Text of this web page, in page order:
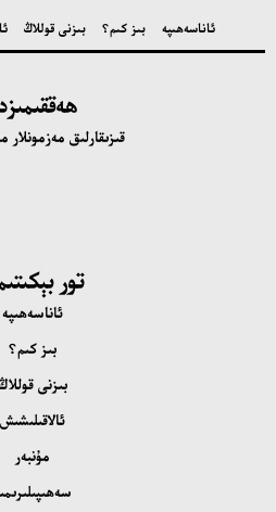
ئاناسەھىپە بىز كىم؟ بىزنى قوللاڭ
قىزىقارلىق
تور
ئاناسەھىپە
بىز كىم؟
بىزنى
ئالاقىلىشىش
مۇنبەر